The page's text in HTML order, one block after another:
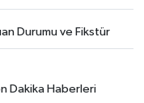
Durumu ve Fikstür
Dakika Haberleri